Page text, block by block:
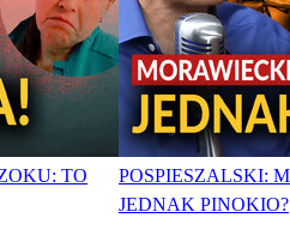
TO
POSPIESZALSKI:
JEDNAK PINOKIO?